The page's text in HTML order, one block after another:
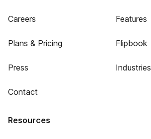
Careers
Plans & Pricing
Press
Contact
Features
Flipbook
Industries
Resources